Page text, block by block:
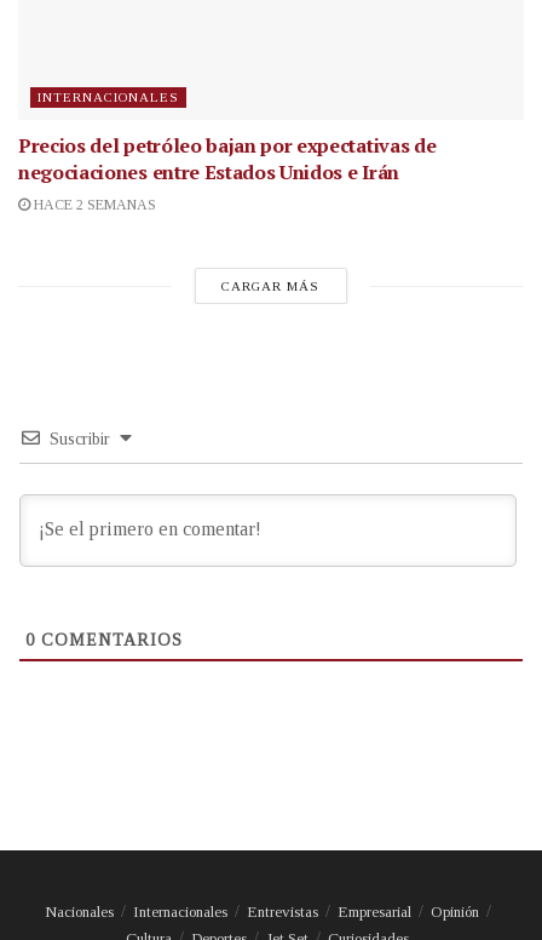
INTERNACIONALES
Precios del petróleo bajan por expectativas de
negociaciones entre Estados Unidos e Irán
HACE 2 SEMANAS
CARGAR MÁS
Suscribir
0 COMENTARIOS
Nacionales Internacionales Entrevistas Empresarial
Opinión